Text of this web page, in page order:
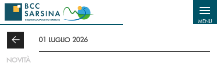
Salta al contenuto principale
MENU
01 LUGLIO 2026
NOVITÀ